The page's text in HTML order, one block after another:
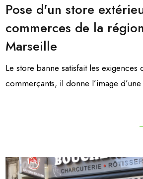
Pose d'un store
commerces de la
Marseille
Le store banne satisfait les exigences
commerçants, il donne l’image d’une